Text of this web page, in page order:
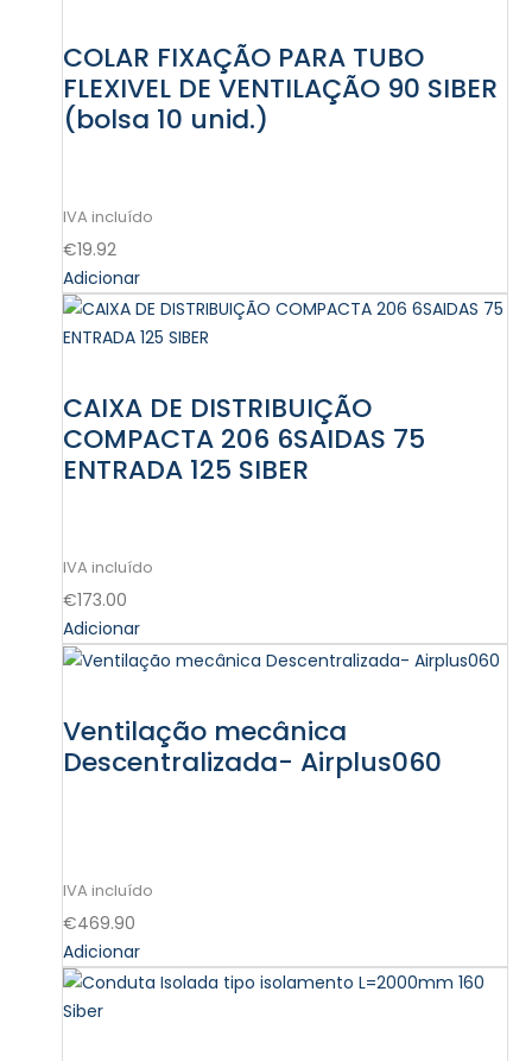
COLAR FIXAÇÃO PARA TUBO
FLEXIVEL DE VENTILAÇÃO 90 SIBER
(bolsa 10 unid.)
€19.92
Adicionar
CAIXA DE DISTRIBUIÇÃO
COMPACTA 206 6SAIDAS 75
ENTRADA 125 SIBER
€173.00
Adicionar
Ventilação mecânica
Descentralizada- Airplus060
€469.90
Adicionar